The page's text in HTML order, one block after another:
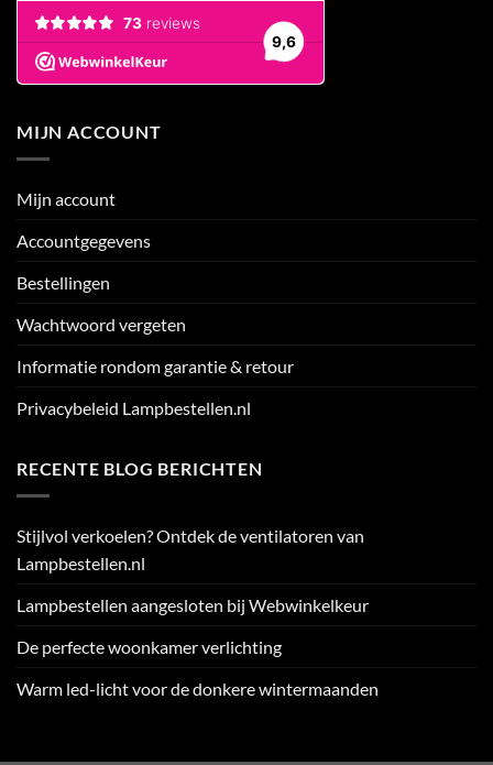
MIJN ACCOUNT
Mijn account
Accountgegevens
Bestellingen
Wachtwoord vergeten
Informatie rondom garantie & retour
Privacybeleid Lampbestellen.nl
RECENTE BLOG BERICHTEN
Stijlvol verkoelen? Ontdek de ventilatoren van
Lampbestellen.nl
Lampbestellen aangesloten bij Webwinkelkeur
De perfecte woonkamer verlichting
Warm led-licht voor de donkere wintermaanden